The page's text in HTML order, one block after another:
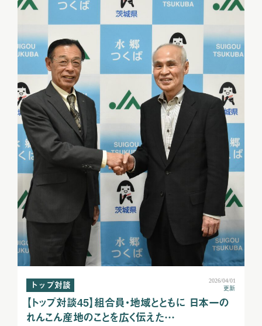
トップ対談
2026/04/01
更新
【トップ対談45】組合員・地域とともに 日本一の
れんこん産地のことを広く伝えた…